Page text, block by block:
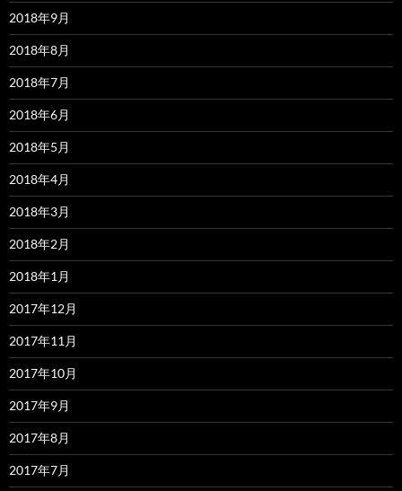
2018年9月
2018年8月
2018年7月
2018年6月
2018年5月
2018年4月
2018年3月
2018年2月
2018年1月
2017年12月
2017年11月
2017年10月
2017年9月
2017年8月
2017年7月